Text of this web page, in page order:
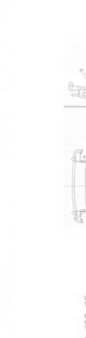
ou
Celui d'un
me. A Cab
de colis.
Van